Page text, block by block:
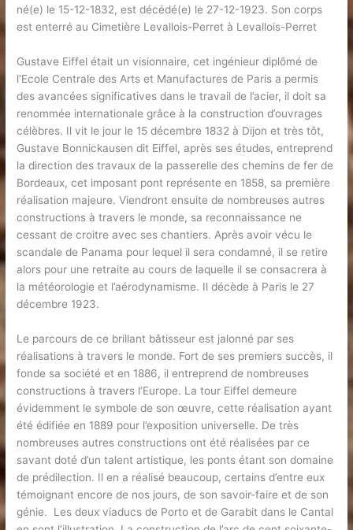
né(e) le 15-12-1832, est décédé(e) le 27-12-1923. Son corps
est enterré au Cimetière Levallois-Perret à Levallois-Perret
Gustave Eiffel était un visionnaire, cet ingénieur diplômé de
l’Ecole Centrale des Arts et Manufactures de Paris a permis
des avancées significatives dans le travail de l’acier, il doit sa
renommée internationale grâce à la construction d’ouvrages
célèbres. Il vit le jour le 15 décembre 1832 à Dijon et très tôt,
Gustave Bonnickausen dit Eiffel, après ses études, entreprend
la direction des travaux de la passerelle des chemins de fer de
Bordeaux, cet imposant pont représente en 1858, sa première
réalisation majeure. Viendront ensuite de nombreuses autres
constructions à travers le monde, sa reconnaissance ne
cessant de croitre avec ses chantiers. Après avoir vécu le
scandale de Panama pour lequel il sera condamné, il se retire
alors pour une retraite au cours de laquelle il se consacrera à
la météorologie et l’aérodynamisme. Il décède à Paris le 27
décembre 1923.
Le parcours de ce brillant bâtisseur est jalonné par ses
réalisations à travers le monde. Fort de ses premiers succès, il
fonde sa société et en 1886, il entreprend de nombreuses
constructions à travers l’Europe. La tour Eiffel demeure
évidemment le symbole de son œuvre, cette réalisation ayant
été édifiée en 1889 pour l’exposition universelle. De très
nombreuses autres constructions ont été réalisées par ce
savant doté d’un talent artistique, les ponts étant son domaine
de prédilection. Il en a réalisé beaucoup, certains d’entre eux
témoignant encore de nos jours, de son savoir-faire et de son
génie. Les deux viaducs de Porto et de Garabit dans le Cantal